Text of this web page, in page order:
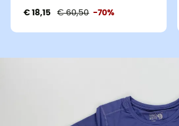
€ 18,15 € 60,50 -70%